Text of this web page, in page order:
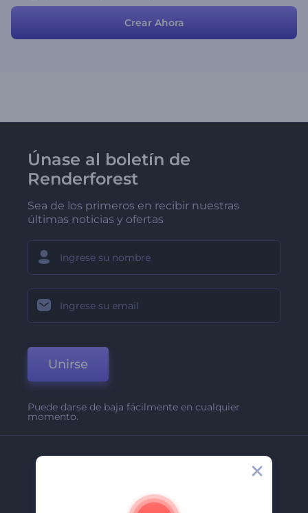
¡Diviértase!
Crear Ahora
Únase al boletín de
Renderforest
Sea de los primeros en recibir nuestras
últimas noticias y ofertas
Unirse
Puede darse de baja fácilmente en cualquier
momento.